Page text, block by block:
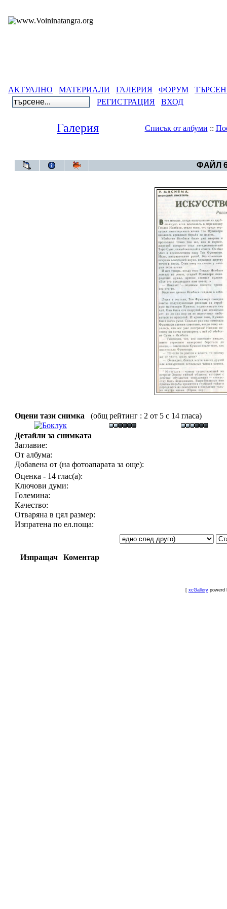
АКТУАЛНО МАТЕРИАЛИ ГАЛЕРИЯ ФОРУМ
РЕГИСТРАЦИЯ
ВХОД
Галерия Списък от албуми ::
ФАЙЛ
Оцени тази снимка (общ рейтинг : 2 от 5 с 14 гласа)
Детайли за снимката
Заглавие:
От албума:
Добавена от (на фотоапарата за още):
Оценка - 14 глас(а):
Ключови думи:
Големина:
Качество:
Отваряна в цял размер:
Изпратена по ел.поща:
Изпращач Коментар
[ xcGallery